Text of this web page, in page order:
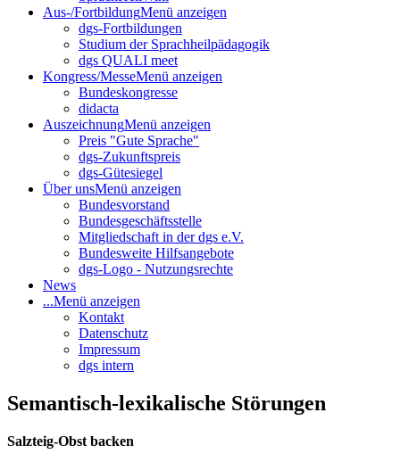
Aus-/FortbildungMenü anzeigen
dgs-Fortbildungen
Studium der Sprachheilpädagogik
dgs QUALI meet
Kongress/MesseMenü anzeigen
Bundeskongresse
didacta
AuszeichnungMenü anzeigen
Preis "Gute Sprache"
dgs-Zukunftspreis
dgs-Gütesiegel
Über unsMenü anzeigen
Bundesvorstand
Bundesgeschäftsstelle
Mitgliedschaft in der dgs e.V.
Bundesweite Hilfsangebote
dgs-Logo - Nutzungsrechte
News
...Menü anzeigen
Kontakt
Datenschutz
Impressum
dgs intern
Semantisch-lexikalische Störungen
Salzteig-Obst backen